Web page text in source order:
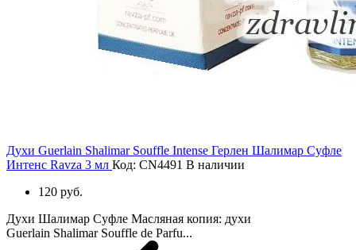
Духи Guerlain Shalimar Souffle Intense Герлен Шалимар Суфле
Интенс Ravza 3 мл Код: CN4491 В наличии
120 руб.
Духи Шалимар Суфле Масляная копия: духи
Guerlain Shalimar Souffle de Parfu...